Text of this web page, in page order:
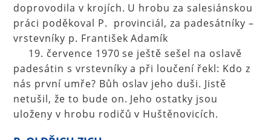
doprovodila v krojích. U hrobu za salesiánskou
práci poděkoval P. provinciál, za padesátníky –
vrstevníky p. František Adamík
19. července 1970 se ještě sešel na oslavě
padesátin s vrstevníky a při loučení řekl: Kdo z
nás první umře? Bůh oslav jeho duši. Jistě
netušil, že to bude on. Jeho ostatky jsou
uloženy v hrobu rodičů v Huštěnovicích.